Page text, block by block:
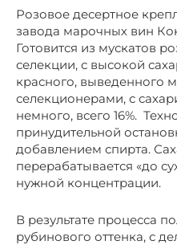
Розовое десертное
завода марочных вин
Готовится из мускатов
селекции, с высокой
красного, выведенного
селекционерами, с
немного, всего 16%.
принудительной
добавлением спирта.
перерабатывается «до
нужной концентрации.
В результате процесса
рубинового оттенка, с